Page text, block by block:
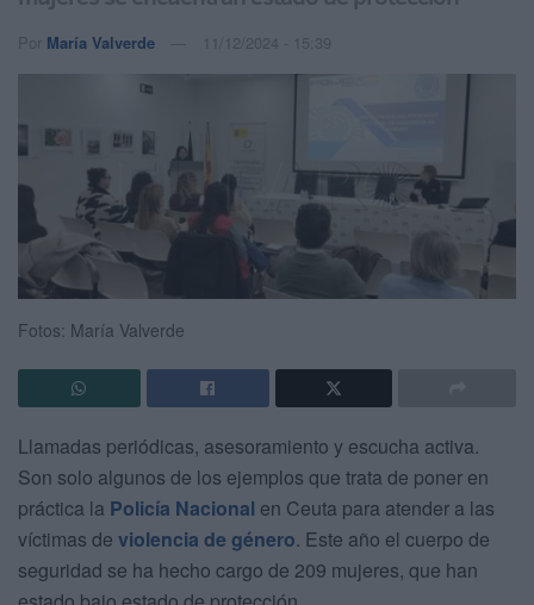
Por María Valverde 11/12/2024 - 15:39
Fotos: María Valverde
Llamadas periódicas, asesoramiento y escucha activa.
Son solo algunos de los ejemplos que trata de poner en
práctica la Policía Nacional en Ceuta para atender a las
víctimas de violencia de género. Este año el cuerpo de
seguridad se ha hecho cargo de 209 mujeres, que han